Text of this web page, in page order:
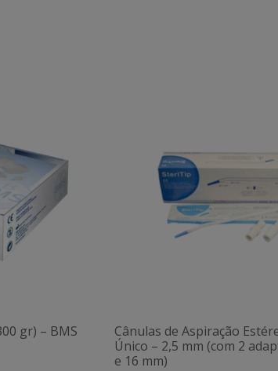
gr) – BMS
Cânulas de Aspiração
Único – 2,5 mm (com 2
e 16 mm)